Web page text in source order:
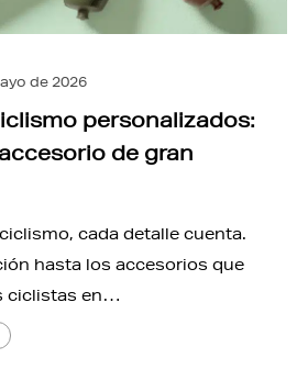
de 2026
personalizados:
de gran
cada detalle cuenta.
hasta los accesorios que
ciclistas en…